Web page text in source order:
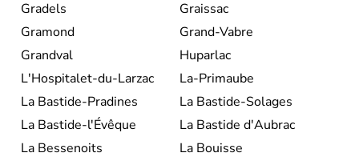
Gradels
Graissac
Gramond
Grand-Vabre
Grandval
Huparlac
L'Hospitalet-du-Larzac
La-Primaube
La Bastide-Pradines
La Bastide-Solages
La Bastide-l'Évêque
La Bastide d'Aubrac
La Bessenoits
La Bouisse